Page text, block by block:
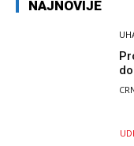
NAJNOVIJE